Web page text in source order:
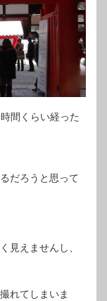
間くらい経った
だろうと思って
見えませんし、
れてしまいま